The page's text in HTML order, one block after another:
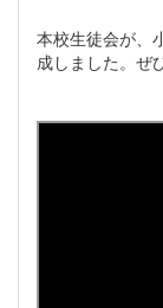
本校生徒会が、
成しました。ぜ